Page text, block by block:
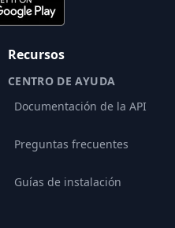
Recursos
CENTRO DE AYUDA
Documentación de la API
Preguntas frecuentes
Guías de instalación